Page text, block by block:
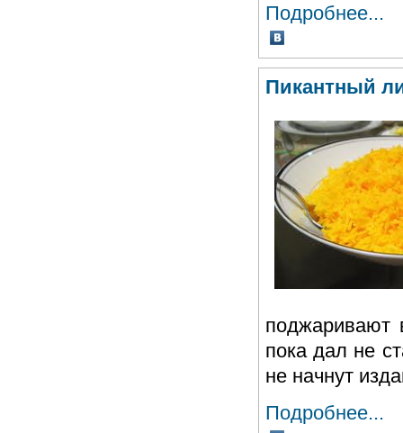
Подробнее...
Пикантный
поджаривают
пока дал не
не начнут
Подробнее...